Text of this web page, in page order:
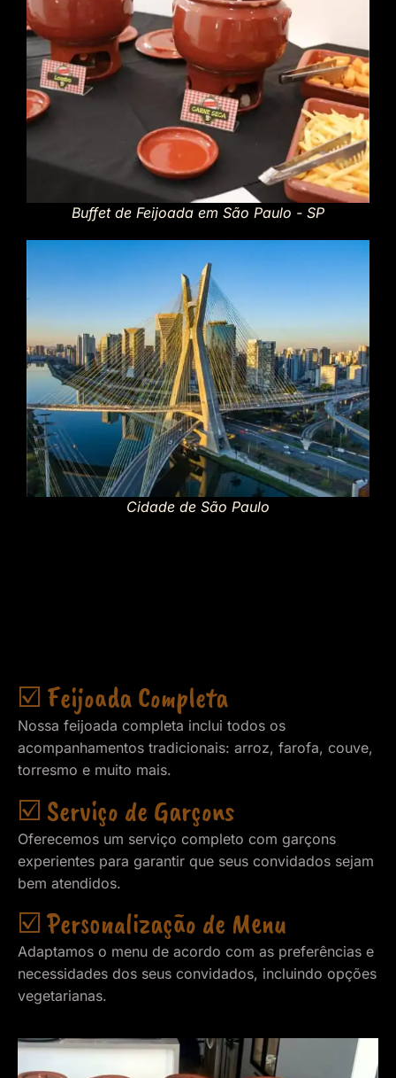
Buffet de Feijoada em São Paulo - SP
Cidade de São Paulo
☑️ Feijoada Completa
Nossa feijoada completa inclui todos os
acompanhamentos tradicionais: arroz, farofa, couve,
torresmo e muito mais.
☑️ Serviço de Garçons
Oferecemos um serviço completo com garçons
experientes para garantir que seus convidados sejam
bem atendidos.
☑️ Personalização de Menu
Adaptamos o menu de acordo com as preferências e
necessidades dos seus convidados, incluindo opções
vegetarianas.